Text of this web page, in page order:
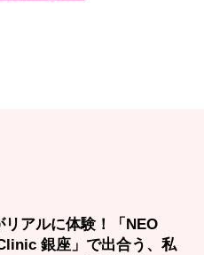
リアルに体験！「NEO
銀座」で出合う、私